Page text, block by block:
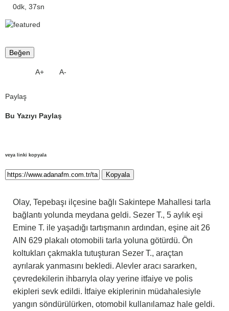
0dk, 37sn
Beğen
A+ A-
Paylaş
Bu Yazıyı Paylaş
veya linki kopyala
Kopyala
Olay, Tepebaşı ilçesine bağlı Sakintepe Mahallesi tarla
bağlantı yolunda meydana geldi. Sezer T., 5 aylık eşi
Emine T. ile yaşadığı tartışmanın ardından, eşine ait 26
AIN 629 plakalı otomobili tarla yoluna götürdü. Ön
koltukları çakmakla tutuşturan Sezer T., araçtan
ayrılarak yanmasını bekledi. Alevler aracı sararken,
çevredekilerin ihbarıyla olay yerine itfaiye ve polis
ekipleri sevk edildi. İtfaiye ekiplerinin müdahalesiyle
yangın söndürülürken, otomobil kullanılamaz hale geldi.